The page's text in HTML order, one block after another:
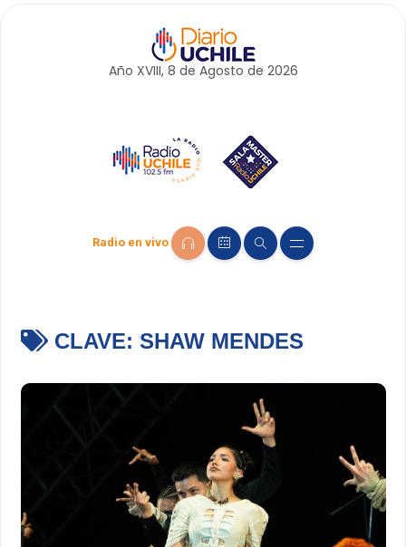
Año XVIII, 8 de Agosto de 2026
Radio en vivo
CLAVE: SHAW MENDES